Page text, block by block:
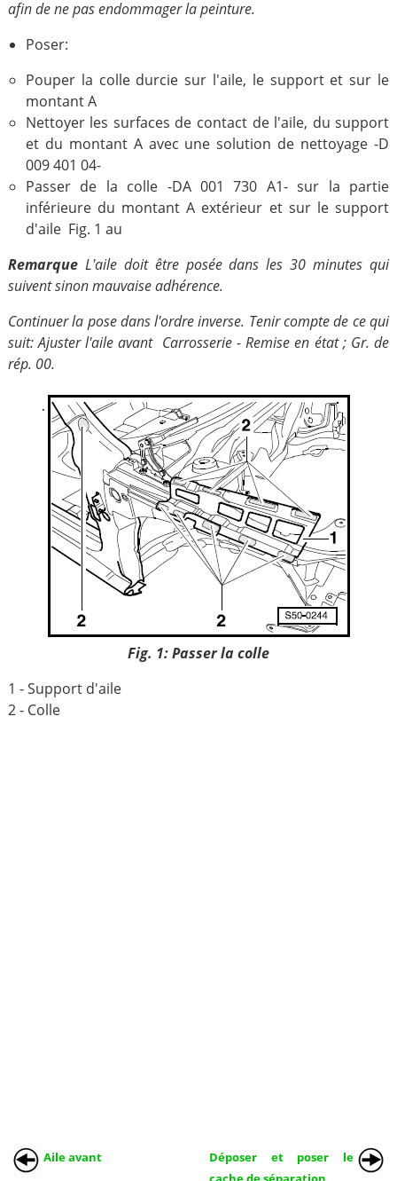
afin de ne pas endommager la peinture.
Poser:
Pouper la colle durcie sur l'aile, le support et sur le
montant A
Nettoyer les surfaces de contact de l'aile, du support
et du montant A avec une solution de nettoyage -D
009 401 04-
Passer de la colle -DA 001 730 A1- sur la partie
inférieure du montant A extérieur et sur le support
d'aile Fig. 1 au
RemarqueL'aile doit être posée dans les 30 minutes qui
suivent sinon mauvaise adhérence.
Continuer la pose dans l'ordre inverse. Tenir compte de ce qui
suit: Ajuster l'aile avant Carrosserie - Remise en état ; Gr. de
rép. 00.
Fig. 1: Passer la colle
1 - Support d'aile
2 - Colle
Aile avant
Déposer et poser le